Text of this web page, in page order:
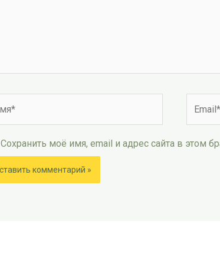
Сохранить моё имя, email и адрес сайта в этом